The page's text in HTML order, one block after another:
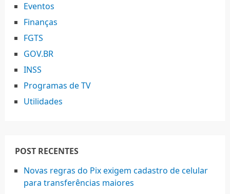
Eventos
Finanças
FGTS
GOV.BR
INSS
Programas de TV
Utilidades
POST RECENTES
Novas regras do Pix exigem cadastro de celular
para transferências maiores